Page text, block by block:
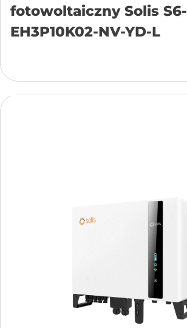
fotowoltaiczny Solis S6-
EH3P10K02-NV-YD-L